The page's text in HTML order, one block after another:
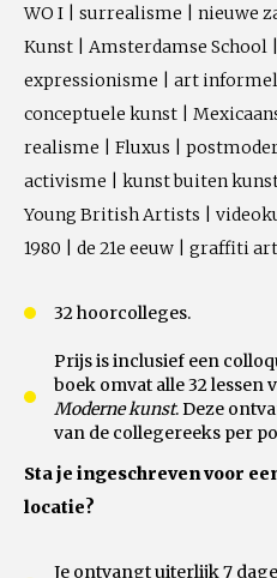
WO I | surrealisme | nieuwe
Kunst | Amsterdamse School
expressionisme | art
conceptuele kunst |
realisme | Fluxus |
activisme | kunst buiten
Young British Artists |
1980 | de 21e eeuw | graffiti art
32 hoorcolleges.
Prijs is inclusief een
boek omvat alle 32 lessen
Moderne kunst. Deze
van de collegereeks per
Sta je ingeschreven voor
locatie?
Je ontvangt uiterlijk 7